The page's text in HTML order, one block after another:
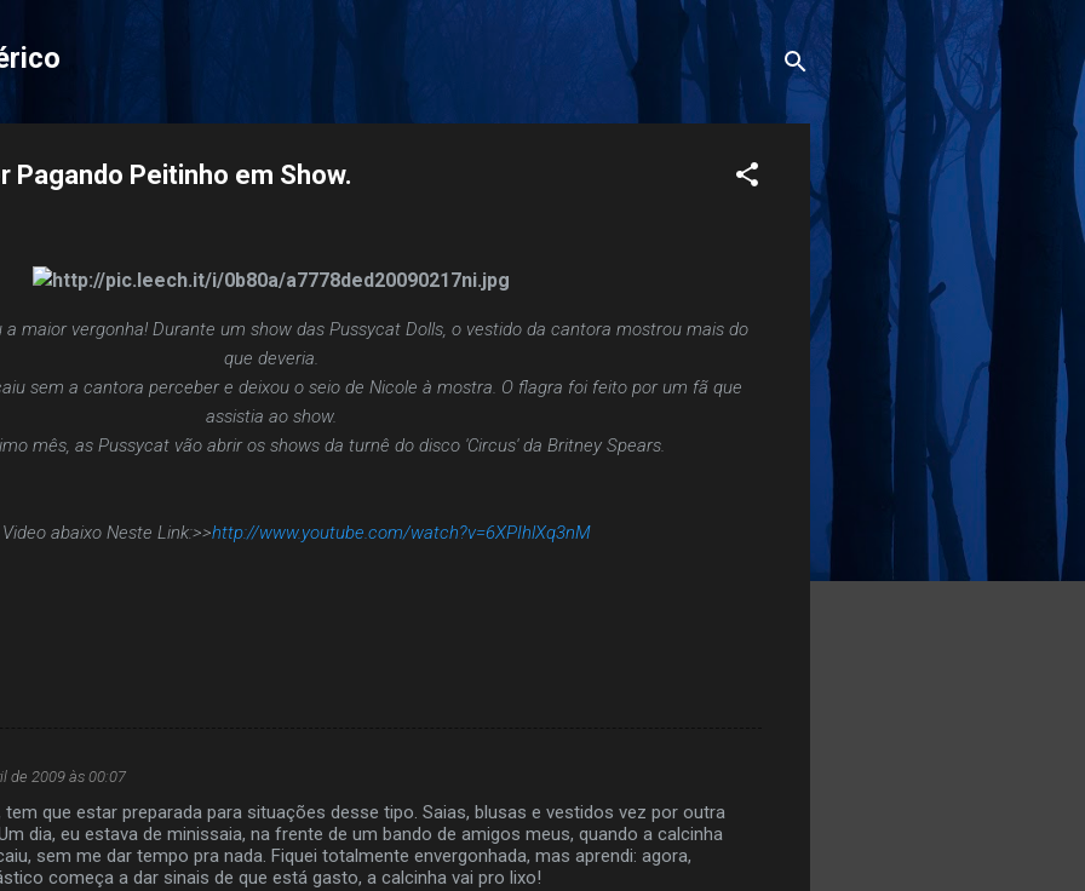
Pagando Peitinho em Show.
a maior vergonha! Durante um show das Pussycat Dolls, o vestido da cantora mostrou mais do
que deveria.
sem a cantora perceber e deixou o seio de Nicole à mostra. O flagra foi feito por um fã que
assistia ao show.
mês, as Pussycat vão abrir os shows da turnê do disco 'Circus' da Britney Spears.
abaixo Neste Link:>>http://www.youtube.com/watch?v=6XPIhlXq3nM
de 2009 às 00:07
tem que estar preparada para situações desse tipo. Saias, blusas e vestidos vez por outra
dia, eu estava de minissaia, na frente de um bando de amigos meus, quando a calcinha
sem me dar tempo pra nada. Fiquei totalmente envergonhada, mas aprendi: agora,
começa a dar sinais de que está gasto, a calcinha vai pro lixo!